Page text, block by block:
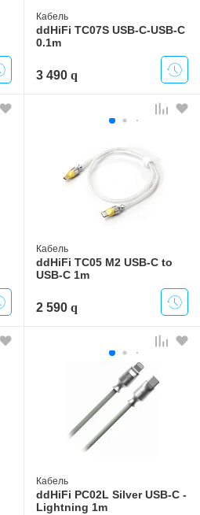
Кабель
ddHiFi TC07S USB-C-USB-C
0.1m
3 490
Кабель
ddHiFi TC05 M2 USB-C to
USB-C 1m
2 590
Кабель
ddHiFi PC02L Silver USB-C -
Lightning 1m